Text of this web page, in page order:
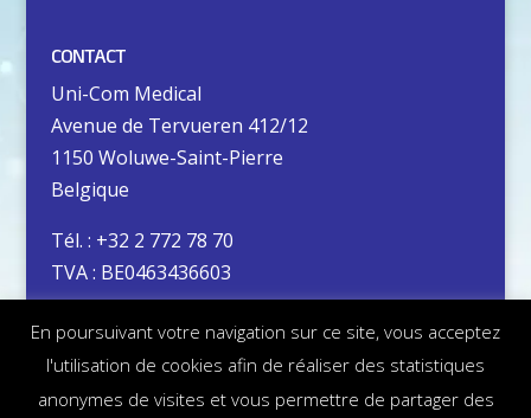
CONTACT
Uni-Com Medical
Avenue de Tervueren 412/12
1150 Woluwe-Saint-Pierre
Belgique
Tél. : +32 2 772 78 70
TVA : BE0463436603
Vie privée
Mentions légales
En poursuivant votre navigation sur ce site, vous acceptez
l'utilisation de cookies afin de réaliser des statistiques
anonymes de visites et vous permettre de partager des